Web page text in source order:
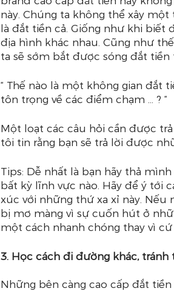
này. Chúng ta không thể xây
là đắt tiền cả. Giống như khi biết
địa hình khác nhau. Cũng như
ta sẽ sớm bắt được sóng đắt
“ Thế nào là một không gian đắt
tôn trọng về các điểm chạm … ? “
Một loạt các câu hỏi cần được
tôi tin rằng bạn sẽ trả lời được
Tips: Dễ nhất là bạn hãy thả
bất kỳ lĩnh vực nào. Hãy để ý tới
xúc với những thứ xa xỉ này.
bị mơ màng vì sự cuốn hút ở
một cách nhanh chóng thay vì
3. Học cách đi đường khác,
Những bên càng cao cấp đắt